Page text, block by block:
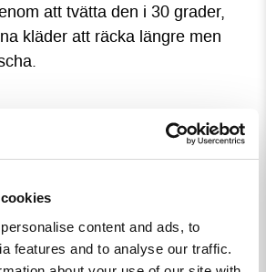
content and ads, to
features and to analyse our traffic.
att tvätta den i 30 grader,
kläder att räcka längre men
Baserat på 3 recensioner
2
0